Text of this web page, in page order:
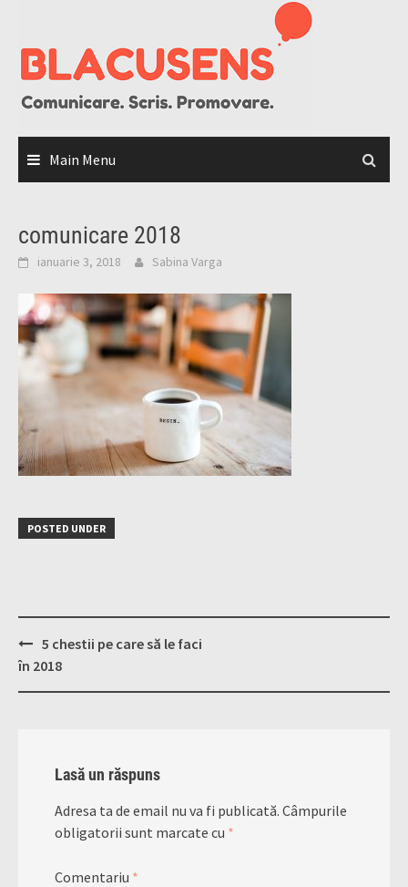
content
Main Menu
comunicare 2018
ianuarie 3, 2018 Sabina Varga
POSTED UNDER
Post
navigation
5 chestii pe care să le faci
în 2018
Lasă un răspuns
Adresa ta de email nu va fi publicată. Câmpurile
obligatorii sunt marcate cu *
Comentariu *